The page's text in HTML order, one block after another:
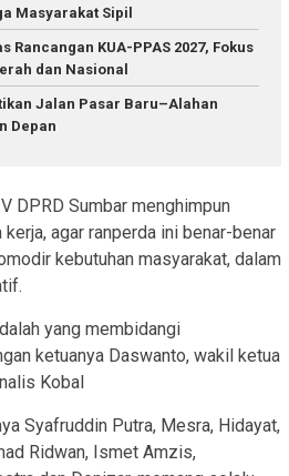
Masyarakat Sipil
Rancangan KUA-PPAS 2027, Fokus
dan Nasional
Jalan Pasar Baru–Alahan
Depan
DPRD Sumbar menghimpun
agar ranperda ini benar-benar
kebutuhan masyarakat, dalam
yang membidangi
ketuanya Daswanto, wakil ketua
Kobal
Syafruddin Putra, Mesra, Hidayat,
Ridwan, Ismet Amzis,